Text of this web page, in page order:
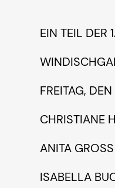
EIN TEIL DER
FREITAG,
CHRISTIANE
ANITA GROSS
SABELLA